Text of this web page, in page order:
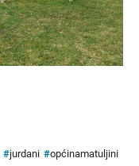
#jurdani #općinamatuljini